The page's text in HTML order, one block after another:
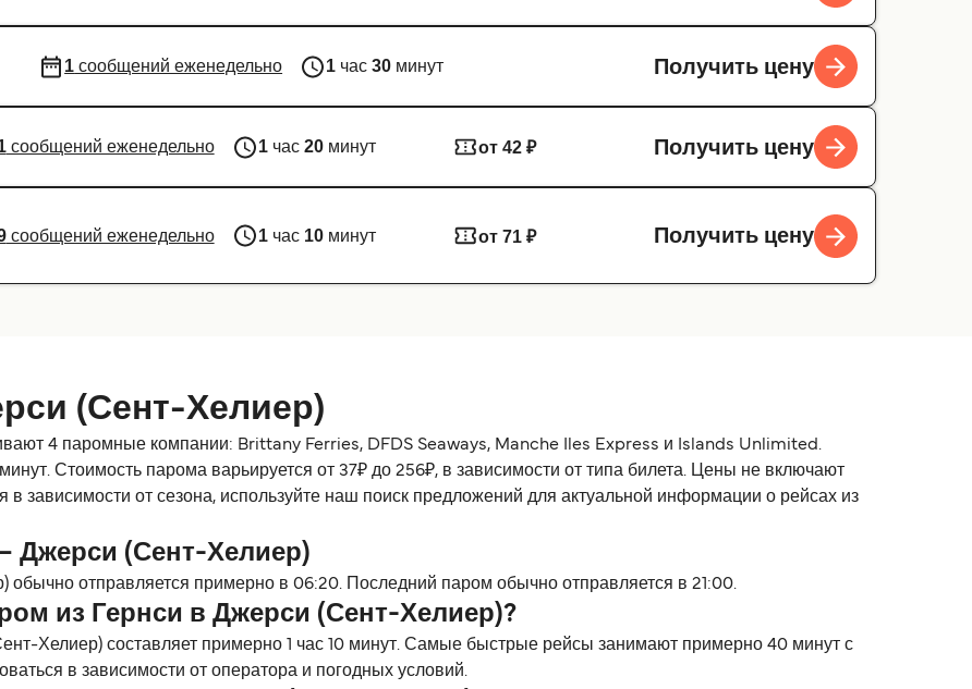
1 сообщений еженедельно 1 час30 минут Получить цену
сообщений еженедельно 1час 20минут от 42 ₽ Получить цену
сообщений еженедельно 1час 10минут от 71 ₽ Получить цену
(Сент-Хелиер)
4 паромные компании: Brittany Ferries, DFDS Seaways, Manche Iles Express и Islands Unlimited.
Стоимость парома варьируется от 37₽ до 256₽, в зависимости от типа билета. Цены не включают
зависимости от сезона, используйте наш поиск предложений для актуальной информации о рейсах из
Джерси (Сент-Хелиер)
отправляется примерно в 06:20. Последний паром обычно отправляется в 21:00.
из Гернси в Джерси (Сент-Хелиер)?
Хелиер) составляет примерно 1 час 10 минут. Самые быстрые рейсы занимают примерно 40 минут с
в зависимости от оператора и погодных условий.